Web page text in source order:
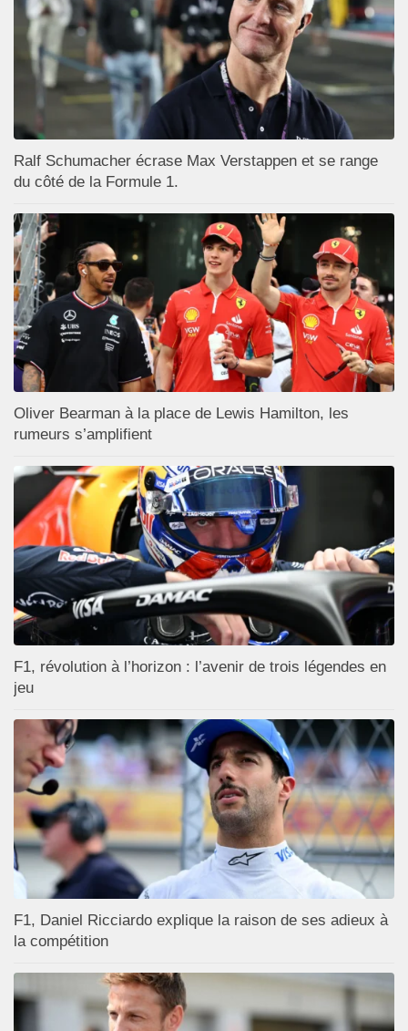
Ralf Schumacher écrase Max Verstappen et se range
du côté de la Formule 1.
Oliver Bearman à la place de Lewis Hamilton, les
rumeurs s’amplifient
F1, révolution à l’horizon : l’avenir de trois légendes en
jeu
F1, Daniel Ricciardo explique la raison de ses adieux à
la compétition